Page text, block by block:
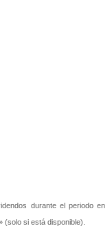
durante el periodo en
(solo si está disponible).